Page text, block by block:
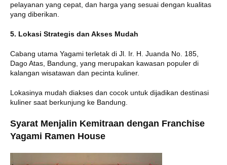
pelayanan yang cepat, dan harga yang sesuai dengan kualitas
yang diberikan.
5. Lokasi Strategis dan Akses Mudah
Cabang utama Yagami terletak di Jl. Ir. H. Juanda No. 185,
Dago Atas, Bandung, yang merupakan kawasan populer di
kalangan wisatawan dan pecinta kuliner.
Lokasinya mudah diakses dan cocok untuk dijadikan destinasi
kuliner saat berkunjung ke Bandung.
Syarat Menjalin Kemitraan dengan Franchise
Yagami Ramen House